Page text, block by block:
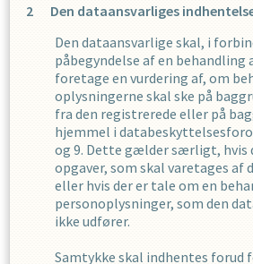
Den dataansvarliges
Den dataansvarlige skal, i
påbegyndelse af en behandling
foretage en vurdering af, om
oplysningerne skal ske på
fra den registrerede eller på
hjemmel i
og 9. Dette gælder særligt, hvis
opgaver, som skal varetages af
eller hvis der er tale om en
personoplysninger, som den
ikke udfører.
Samtykke skal indhentes forud